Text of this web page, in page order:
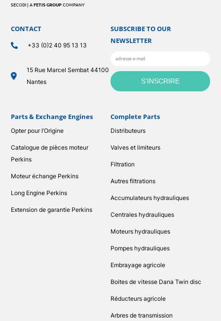
SECODI | AFETIS GROUPCOMPANY
Parts & Exchange Engines
Opter pour l’Origine
Catalogue de pièces moteur
Perkins
Moteur échange Perkins
Long Engine Perkins
Extension de garantie Perkins
CONTACT
+33 (0)2 40 95 13 13
15 Rue Marcel Sembat 44100
Nantes
Complete Parts
Distributeurs
Valves et limiteurs
Filtration
Autres filtrations
Accumulateurs hydrauliques
Centrales hydrauliques
Moteurs hydrauliques
Pompes hydrauliques
Embrayage agricole
Boites de vitesse Dana Twin disc
Réducteurs agricole
Arbres de transmission
SUBSCRIBE TO OUR
NEWSLETTER